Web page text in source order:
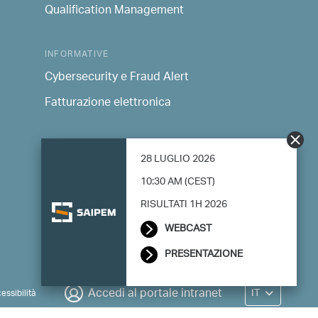
28 LUGLIO 2026
10:30 AM (CEST)
RISULTATI 1H 2026
WEBCAST
PRESENTAZIONE
Qualification Management
INFORMATIVE
Cybersecurity e Fraud Alert
Fatturazione elettronica
Rendicontazione Consolidata di Sostenibilità
Modern Slavery Statement
Accedi al portale intranet IT